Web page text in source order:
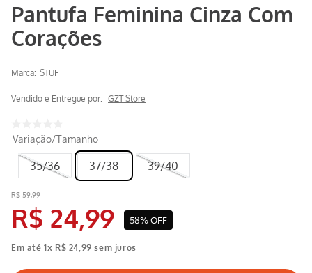
Pantufa Feminina Cinza Com
Corações
Marca: STUF
Vendido e Entregue por: GZT Store
Variação/Tamanho
35/36 37/38 39/40
R$ 59,99
R$ 24,99 58%OFF
Em até1x R$ 24 99 sem juros